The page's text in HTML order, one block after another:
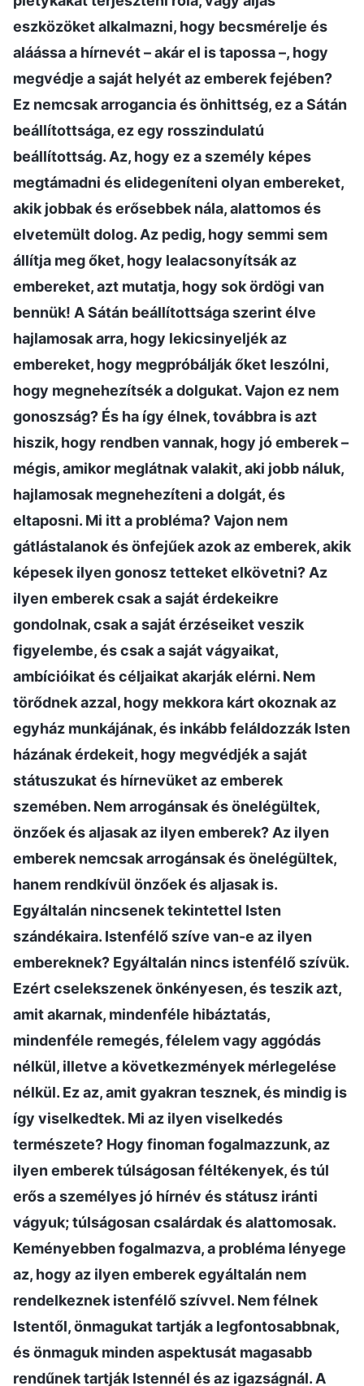
eszközöket alkalmazni, hogy becsmérelje és
aláássa a hírnevét – akár el is tapossa –, hogy
megvédje a saját helyét az emberek fejében?
Ez nemcsak arrogancia és önhittség, ez a Sátán
beállítottsága, ez egy rosszindulatú
beállítottság. Az, hogy ez a személy képes
megtámadni és elidegeníteni olyan embereket,
akik jobbak és erősebbek nála, alattomos és
elvetemült dolog. Az pedig, hogy semmi sem
állítja meg őket, hogy lealacsonyítsák az
embereket, azt mutatja, hogy sok ördögi van
bennük! A Sátán beállítottsága szerint élve
hajlamosak arra, hogy lekicsinyeljék az
embereket, hogy megpróbálják őket leszólni,
hogy megnehezítsék a dolgukat. Vajon ez nem
gonoszság? És ha így élnek, továbbra is azt
hiszik, hogy rendben vannak, hogy jó emberek –
mégis, amikor meglátnak valakit, aki jobb náluk,
hajlamosak megnehezíteni a dolgát, és
eltaposni. Mi itt a probléma? Vajon nem
gátlástalanok és önfejűek azok az emberek, akik
képesek ilyen gonosz tetteket elkövetni? Az
ilyen emberek csak a saját érdekeikre
gondolnak, csak a saját érzéseiket veszik
figyelembe, és csak a saját vágyaikat,
ambícióikat és céljaikat akarják elérni. Nem
törődnek azzal, hogy mekkora kárt okoznak az
egyház munkájának, és inkább feláldozzák Isten
házának érdekeit, hogy megvédjék a saját
státuszukat és hírnevüket az emberek
szemében. Nem arrogánsak és önelégültek,
önzőek és aljasak az ilyen emberek? Az ilyen
emberek nemcsak arrogánsak és önelégültek,
hanem rendkívül önzőek és aljasak is.
Egyáltalán nincsenek tekintettel Isten
szándékaira. Istenfélő szíve van-e az ilyen
embereknek? Egyáltalán nincs istenfélő szívük.
Ezért cselekszenek önkényesen, és teszik azt,
amit akarnak, mindenféle hibáztatás,
mindenféle remegés, félelem vagy aggódás
nélkül, illetve a következmények mérlegelése
nélkül. Ez az, amit gyakran tesznek, és mindig is
így viselkedtek. Mi az ilyen viselkedés
természete? Hogy finoman fogalmazzunk, az
ilyen emberek túlságosan féltékenyek, és túl
erős a személyes jó hírnév és státusz iránti
vágyuk; túlságosan csalárdak és alattomosak.
Keményebben fogalmazva, a probléma lényege
az, hogy az ilyen emberek egyáltalán nem
rendelkeznek istenfélő szívvel. Nem félnek
Istentől, önmagukat tartják a legfontosabbnak,
és önmaguk minden aspektusát magasabb
rendűnek tartják Istennél és az igazságnál. A